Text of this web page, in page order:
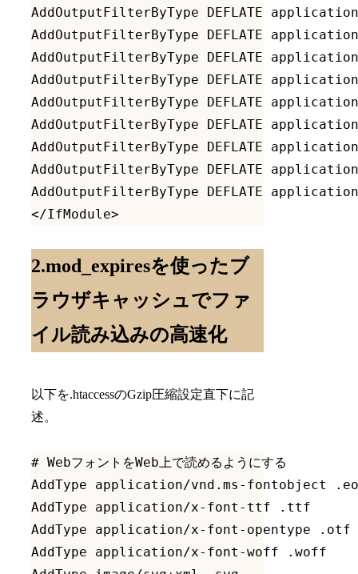
AddOutputFilterByType DEFLATE
AddOutputFilterByType DEFLATE
AddOutputFilterByType DEFLATE
AddOutputFilterByType DEFLATE
AddOutputFilterByType DEFLATE
AddOutputFilterByType DEFLATE
AddOutputFilterByType DEFLATE
AddOutputFilterByType DEFLATE
AddOutputFilterByType DEFLATE
2.mod_expiresを使ったブ
ラウザキャッシュでファ
イル読み込みの高速化
以下を.htaccessのGzip圧縮設定直下に記
述。
# WebフォントをWeb上で読めるようにする
AddType application/vnd.ms-fontobject
AddType application/x-font-ttf .ttf
AddType application/x-font-opentype .otf
AddType application/x-font-woff .woff